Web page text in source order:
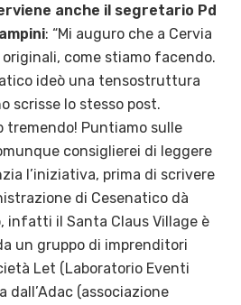
anche il segretario Pd
: “Mi auguro che a Cervia
come stiamo facendo.
ideò una tensostruttura
scrisse lo stesso post.
tremendo! Puntiamo sulle
consiglierei di leggere
l’iniziativa, prima di scrivere
di Cesenatico dà
infatti il Santa Claus Village è
un gruppo di imprenditori
Let (Laboratorio Eventi
dall’Adac (associazione